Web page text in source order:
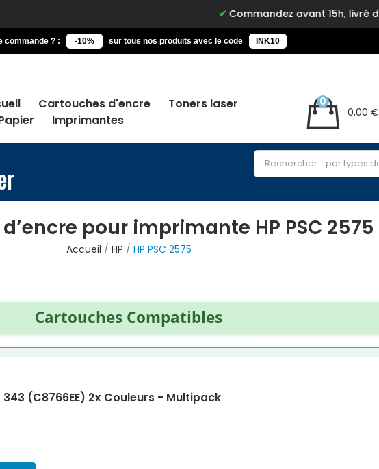
Commandez avant 15h, livré demain.
commande ? : -10% sur tous nos produits avec le code INK10
Cartouches d'encre
Toners laser
Imprimantes
0,00 €
0
pour imprimante HP PSC 2575
Accueil HP
HP PSC 2575
Cartouches Compatibles
(C8766EE) 2x Couleurs - Multipack